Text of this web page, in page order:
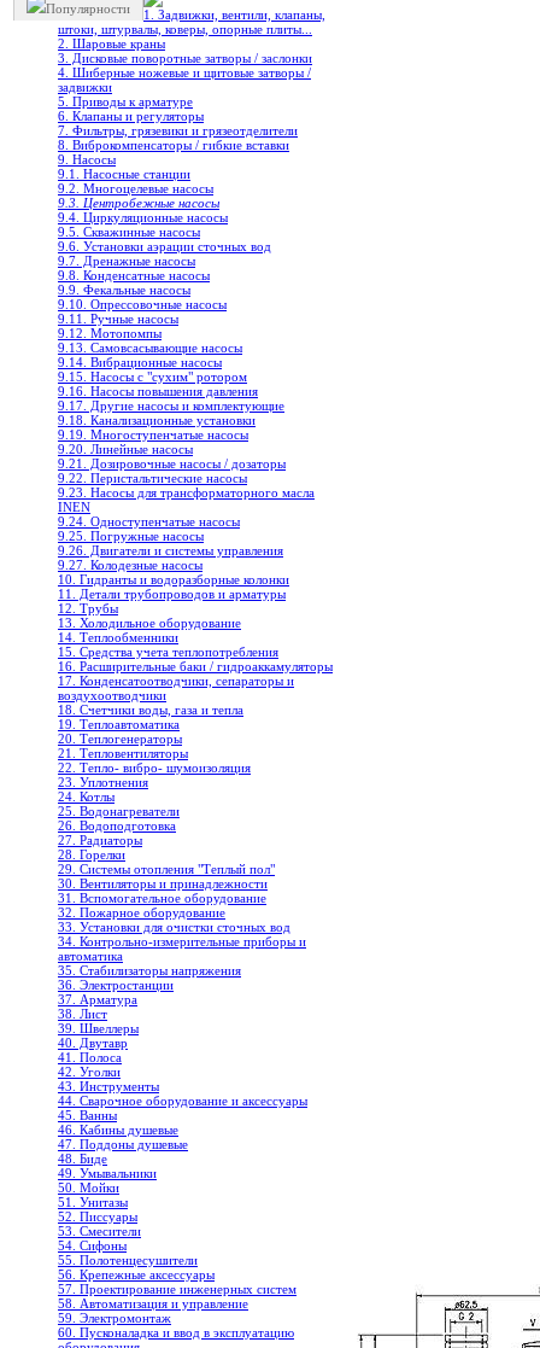
Популярности
1. Задвижки, вентили, клапаны,
штоки, штурвалы, коверы, опорные плиты...
2. Шаровые краны
3. Дисковые поворотные затворы / заслонки
4. Шиберные ножевые и щитовые затворы /
задвижки
5. Приводы к арматуре
6. Клапаны и регуляторы
7. Фильтры, грязевики и грязеотделители
8. Виброкомпенсаторы / гибкие вставки
9. Насосы
9.1. Насосные станции
9.2. Многоцелевые насосы
9.3. Центробежные насосы
9.4. Циркуляционные насосы
9.5. Скважинные насосы
9.6. Установки аэрации сточных вод
9.7. Дренажные насосы
9.8. Конденсатные насосы
9.9. Фекальные насосы
9.10. Опрессовочные насосы
9.11. Ручные насосы
9.12. Мотопомпы
9.13. Самовсасывающие насосы
9.14. Вибрационные насосы
9.15. Насосы с "сухим" ротором
9.16. Насосы повышения давления
9.17. Другие насосы и комплектующие
9.18. Канализационные установки
9.19. Многоступенчатые насосы
9.20. Линейные насосы
9.21. Дозировочные насосы / дозаторы
9.22. Перистальтические насосы
9.23. Насосы для трансформаторного масла
INEN
9.24. Одноступенчатые насосы
9.25. Погружные насосы
9.26. Двигатели и системы управления
9.27. Колодезные насосы
10. Гидранты и водоразборные колонки
11. Детали трубопроводов и арматуры
12. Трубы
13. Холодильное oборудование
14. Теплообменники
15. Средства учета теплопотребления
16. Расширительные баки / гидроаккамуляторы
17. Конденсатоотводчики, сепараторы и
воздухоотводчики
18. Счетчики воды, газа и тепла
19. Теплоавтоматика
20. Теплогенераторы
21. Тепловентиляторы
22. Тепло- вибро- шумоизоляция
23. Уплотнения
24. Котлы
25. Водонагреватели
26. Водоподготовка
27. Радиаторы
28. Горелки
29. Системы отопления "Теплый пол"
30. Вентиляторы и принадлежности
31. Вспомогательное оборудование
32. Пожарное оборудование
33. Установки для очистки сточных вод
34. Контрольно-измерительные приборы и
автоматика
35. Стабилизаторы напряжения
36. Электростанции
37. Арматура
38. Лист
39. Швеллеры
40. Двутавр
41. Полоса
42. Уголки
43. Инструменты
44. Сварочное оборудование и аксессуары
45. Ванны
46. Кабины душевые
47. Поддоны душевые
48. Биде
49. Умывальники
50. Мойки
51. Унитазы
52. Писсуары
53. Смесители
54. Сифоны
55. Полотенцесушители
56. Крепежные аксессуары
57. Проектирование инженерных систем
58. Автоматизация и управление
59. Электромонтаж
60. Пусконаладка и ввод в эксплуатацию